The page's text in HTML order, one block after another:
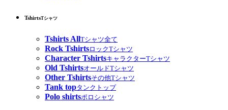
TshirtsTシャツ
Tshirts AllTシャツ全て
Rock TshirtsロックTシャツ
Character TshirtsキャラクターTシャツ
Old TshirtsオールドTシャツ
Other Tshirtsその他Tシャツ
Tank topタンクトップ
Polo shirtsポロシャツ